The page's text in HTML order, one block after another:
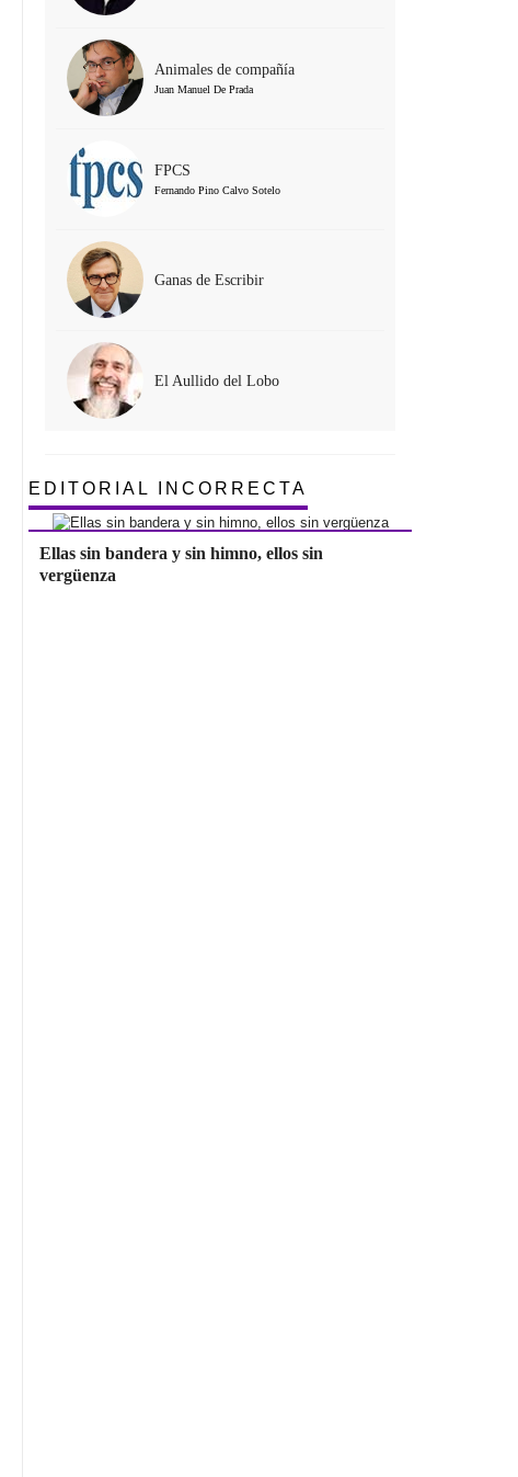
Animales de compañía
Juan Manuel De Prada
FPCS
Fernando Pino Calvo Sotelo
Ganas de Escribir
El Aullido del Lobo
EDITORIAL INCORRECTA
Ellas sin bandera y sin himno, ellos sin
vergüenza